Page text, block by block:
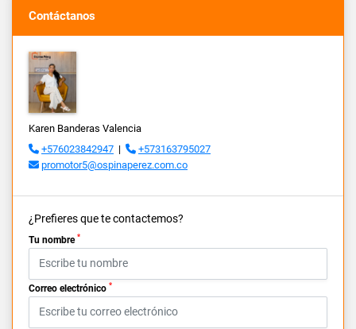
Contáctanos
Karen Banderas Valencia
+576023842947 |
+573163795027
promotor5@ospinaperez.com.co
¿Prefieres que te contactemos?
Tu nombre *
Correo electrónico *